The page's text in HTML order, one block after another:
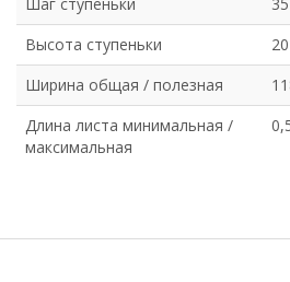
Шаг ступеньки
Высота ступеньки
Ширина общая / полезная
Длина листа минимальная /
максимальная